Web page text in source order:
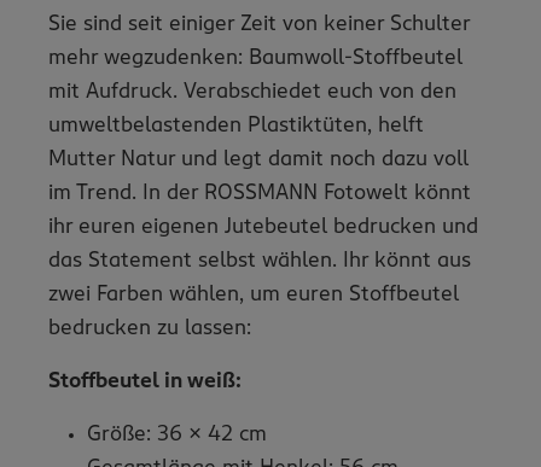
Sie sind seit einiger Zeit von keiner Schulter
mehr wegzudenken: Baumwoll-Stoffbeutel
mit Aufdruck. Verabschiedet euch von den
umweltbelastenden Plastiktüten, helft
Mutter Natur und legt damit noch dazu voll
im Trend. In der ROSSMANN Fotowelt könnt
ihr euren eigenen Jutebeutel bedrucken und
das Statement selbst wählen. Ihr könnt aus
zwei Farben wählen, um euren Stoffbeutel
bedrucken zu lassen:
Stoffbeutel in weiß:
Größe: 36 x 42 cm